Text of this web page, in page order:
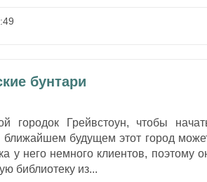
бунтари
городок Грейвстоун, чтобы
ближайшем будущем этот город
у него немного клиентов, поэтому
библиотеку из...